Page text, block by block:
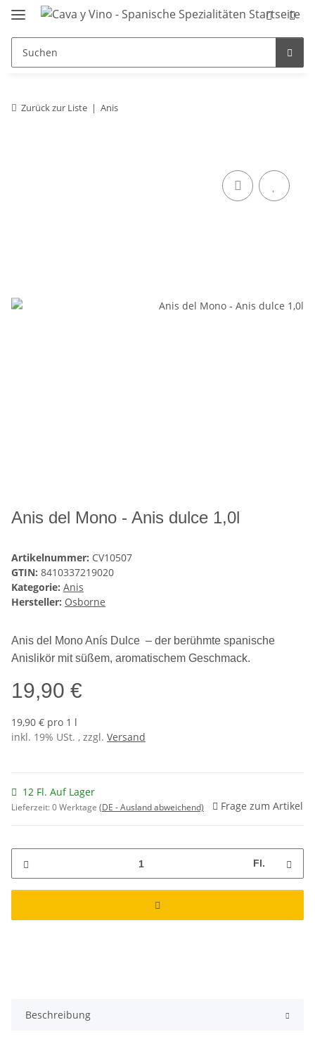
Zurück zur Liste Anis
Anis del Mono - Anis dulce 1,0l
Artikelnummer: CV10507
GTIN: 8410337219020
Kategorie: Anis
Hersteller: Osborne
Anis del Mono Anís Dulce – der berühmte spanische
Anislikör mit süßem, aromatischem Geschmack.
19,90 €
19,90 € pro 1 l
inkl. 19% USt. , zzgl. Versand
12 Fl. Auf Lager
Lieferzeit:0 Werktage (DE - Ausland abweichend) Frage zum Artikel
Fl.
Beschreibung